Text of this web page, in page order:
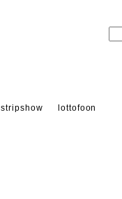
stripshow lottofoon